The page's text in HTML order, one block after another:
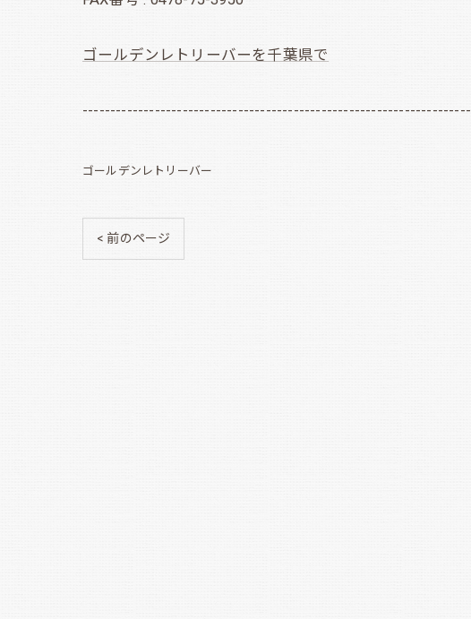
ゴールデンレトリーバーを千葉県で
----------------------------------------------------------------------
ゴールデンレトリーバー
< 前のページ